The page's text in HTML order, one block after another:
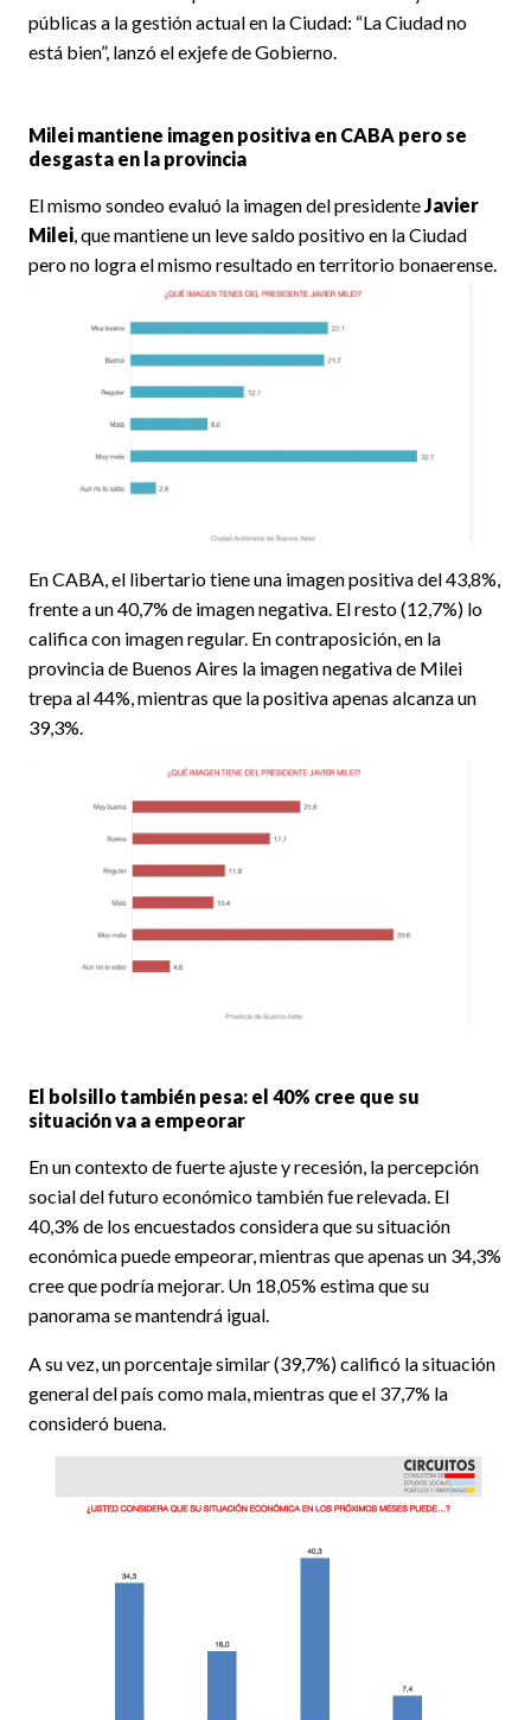
públicas a la gestión actual en la Ciudad: “La Ciudad no
está bien”, lanzó el exjefe de Gobierno.
Milei mantiene imagen positiva en CABA pero se
desgasta en la provincia
El mismo sondeo evaluó la imagen del presidente Javier
Milei , que mantiene un leve saldo positivo en la Ciudad
pero no logra el mismo resultado en territorio bonaerense.
En CABA, el libertario tiene una imagen positiva del 43,8%,
frente a un 40,7% de imagen negativa. El resto (12,7%) lo
califica con imagen regular. En contraposición, en la
provincia de Buenos Aires la imagen negativa de Milei
trepa al 44%, mientras que la positiva apenas alcanza un
39,3%.
El bolsillo también pesa: el 40% cree que su
situación va a empeorar
En un contexto de fuerte ajuste y recesión, la percepción
social del futuro económico también fue relevada. El
40,3% de los encuestados considera que su situación
económica puede empeorar, mientras que apenas un 34,3%
cree que podría mejorar. Un 18,05% estima que su
panorama se mantendrá igual.
A su vez, un porcentaje similar (39,7%) calificó la situación
general del país como mala, mientras que el 37,7% la
consideró buena.